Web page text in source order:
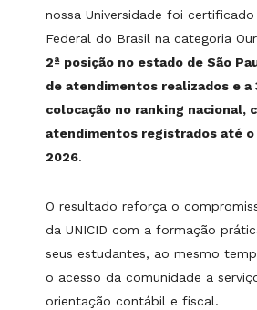
nossa Universidade foi
Federal do Brasil na categoria
2ª posição no estado de São
de atendimentos realizados e a
colocação no ranking nacional,
atendimentos registrados até
2026.
O resultado reforça o
da UNICID com a formação
seus estudantes, ao mesmo
o acesso da comunidade a
orientação contábil e fiscal.